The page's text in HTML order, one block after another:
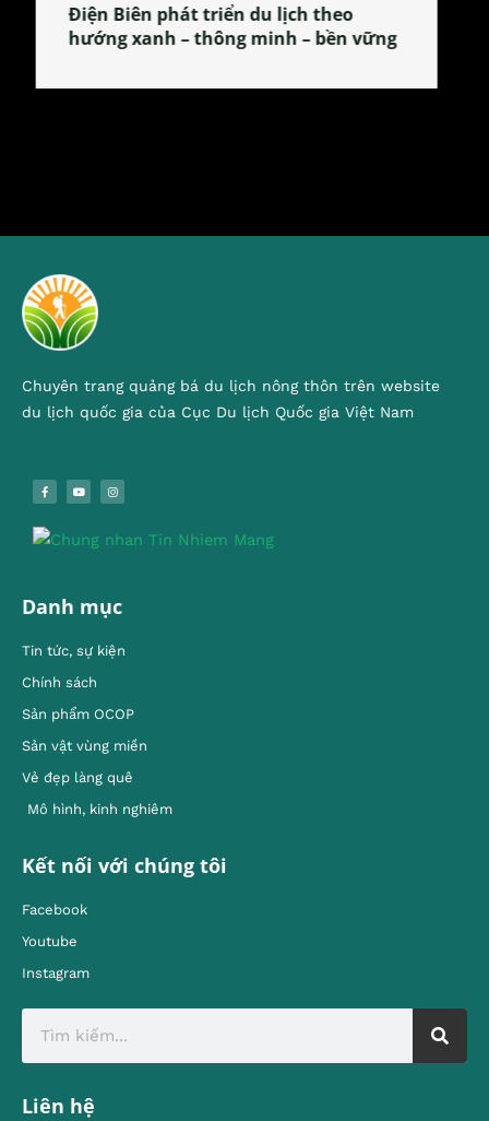
Làng làm bánh tẻ Phú Nhi – nơi lan
tỏa đặc sản xứ Đoài
Chuyên trang quảng bá du lịch nông thôn trên website
du lịch quốc gia của Cục Du lịch Quốc gia Việt Nam
Danh mục
Tin tức, sự kiện
Chính sách
Sản phẩm OCOP
Sản vật vùng miền
Vẻ đẹp làng quê
Mô hình, kinh nghiêm
Kết nối với chúng tôi
Facebook
Youtube
Instagram
Liên hệ